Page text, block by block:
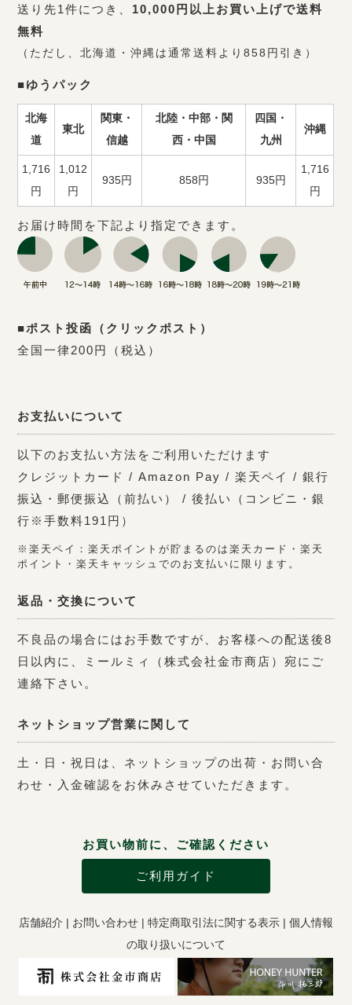
送り先1件につき、 10,000円以上お買い上げで送料
無料
（ただし、北海道・沖縄は通常送料より858円引き）
■ゆうパック
北海
道
東北
関東・
信越
北陸・中部・関
西・中国
四国・
九州
沖縄
1,716
円
1,012
円
935円 858円 935円
1,716
円
お届け時間を下記より指定できます。
■ポスト投函（クリックポスト）
全国一律200円（税込）
お支払いについて
以下のお支払い方法をご利用いただけます
クレジットカード / Amazon Pay / 楽天ペイ / 銀行
振込・郵便振込（前払い） / 後払い（コンビニ・銀
行※手数料191円）
※楽天ペイ：楽天ポイントが貯まるのは楽天カード・楽天
ポイント・楽天キャッシュでのお支払いに限ります。
返品・交換について
不良品の場合にはお手数ですが、お客様への配送後8
日以内に、ミールミィ（株式会社金市商店）宛にご
連絡下さい。
ネットショップ営業に関して
土・日・祝日は、ネットショップの出荷・お問い合
わせ・入金確認をお休みさせていただきます。
お買い物前に、ご確認ください
ご利用ガイド
店舗紹介 お問い合わせ 特定商取引法に関する表示
個人情報
の取り扱いについて